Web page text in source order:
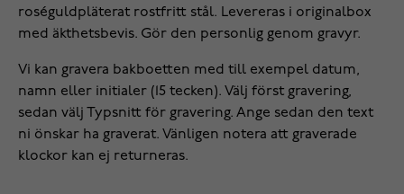
roséguldpläterat rostfritt stål. Levereras i originalbox
med äkthetsbevis. Gör den personlig genom gravyr.
Vi kan gravera bakboetten med till exempel datum,
namn eller initialer (15 tecken). Välj först gravering,
sedan välj Typsnitt för gravering. Ange sedan den text
ni önskar ha graverat. Vänligen notera att graverade
klockor kan ej returneras.